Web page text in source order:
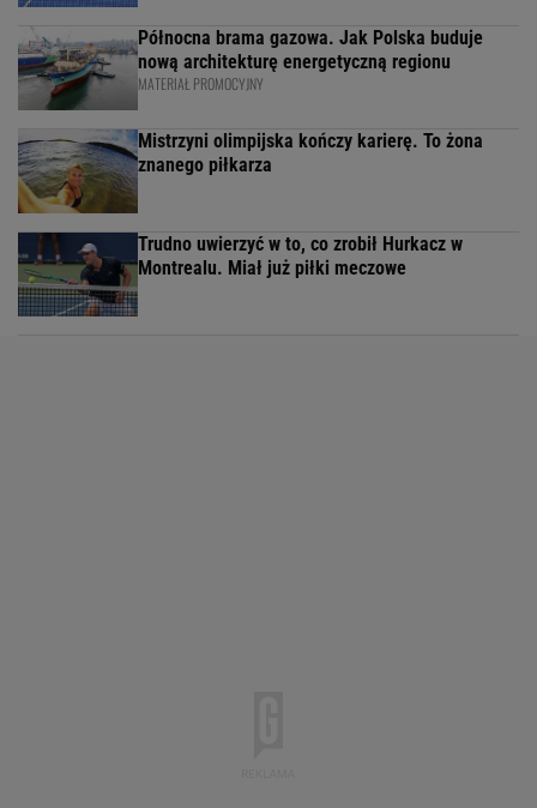
Północna brama gazowa. Jak Polska buduje
nową architekturę energetyczną regionu
MATERIAŁ PROMOCYJNY
Mistrzyni olimpijska kończy karierę. To żona
znanego piłkarza
Trudno uwierzyć w to, co zrobił Hurkacz w
Montrealu. Miał już piłki meczowe